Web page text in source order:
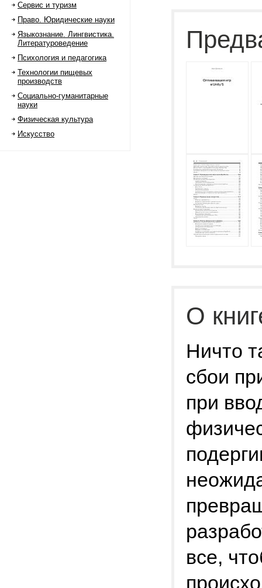
Сервис и туризм
Право. Юридические науки
Языкознание. Лингвистика.
Литературоведение
Психология и педагогика
Технологии пищевых
производств
Социально-гуманитарные
науки
Физическая культура
Искусство
О
Ничто
сбои
при
все,